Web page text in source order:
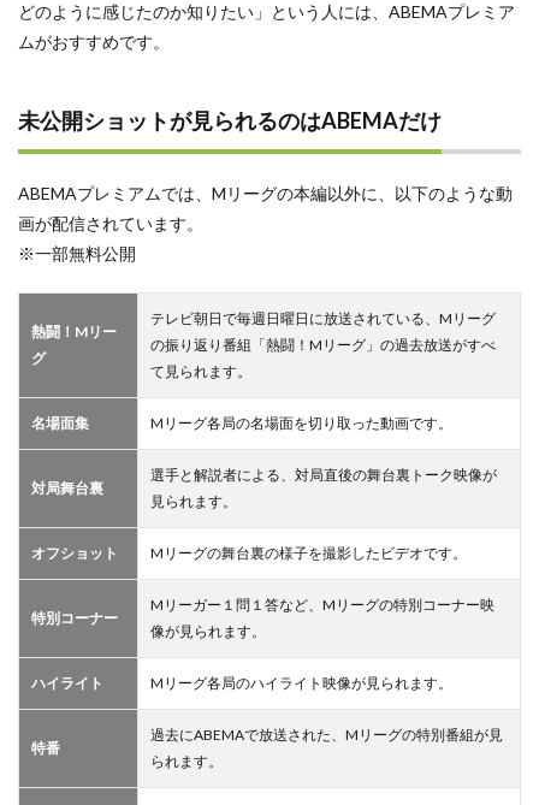
どのように感じたのか知りたい」という人には、ABEMAプレミア
ムがおすすめです。
未公開ショットが見られるのはABEMAだけ
ABEMAプレミアムでは、Mリーグの本編以外に、以下のような動
画が配信されています。
※一部無料公開
熱闘！Mリー
グ
テレビ朝日で毎週日曜日に放送されている、Mリーグ
の振り返り番組「熱闘！Mリーグ」の過去放送がすべ
て見られます。
名場面集 Mリーグ各局の名場面を切り取った動画です。
対局舞台裏
選手と解説者による、対局直後の舞台裏トーク映像が
見られます。
オフショット Mリーグの舞台裏の様子を撮影したビデオです。
特別コーナー
Mリーガー１問１答など、Mリーグの特別コーナー映
像が見られます。
ハイライト Mリーグ各局のハイライト映像が見られます。
特番
過去にABEMAで放送された、Mリーグの特別番組が見
られます。